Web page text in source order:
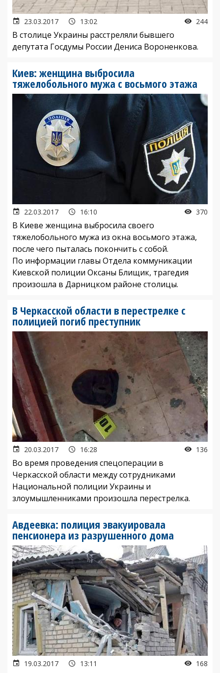
23.03.2017 13:02 244
В столице Украины расстреляли бывшего
депутата Госдумы России Дениса Вороненкова.
Киев: женщина выбросила
тяжелобольного мужа с восьмого этажа
22.03.2017 16:10 370
В Киеве женщина выбросила своего
тяжелобольного мужа из окна восьмого этажа,
после чего пыталась покончить с собой.
По информации главы Отдела коммуникации
Киевской полиции Оксаны Блищик, трагедия
произошла в Дарницком районе столицы.
В Черкасской области в перестрелке с
полицией погиб преступник
20.03.2017 16:28 136
Во время проведения спецоперации в
Черкасской области между сотрудниками
Национальной полиции Украины и
злоумышленниками произошла перестрелка.
Авдеевка: полиция эвакуировала
пенсионера из разрушенного дома
19.03.2017 13:11 168